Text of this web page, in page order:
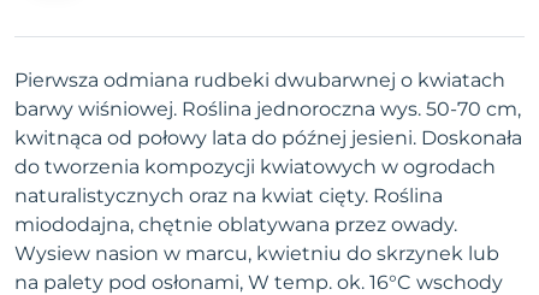
Pierwsza odmiana rudbeki dwubarwnej o kwiatach
barwy wiśniowej. Roślina jednoroczna wys. 50-70 cm,
kwitnąca od połowy lata do późnej jesieni. Doskonała
do tworzenia kompozycji kwiatowych w ogrodach
naturalistycznych oraz na kwiat cięty. Roślina
miododajna, chętnie oblatywana przez owady.
Wysiew nasion w marcu, kwietniu do skrzynek lub
na palety pod osłonami, W temp. ok. 16°C wschody